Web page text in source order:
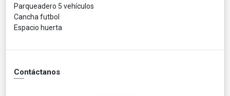
Parqueadero 5 vehículos
Cancha futbol
Espacio huerta
Contáctanos